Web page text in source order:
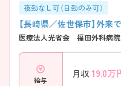
夜勤なし可（日勤のみ可）
【長崎県／佐世保市】外来
医療法人光省会 福田外科病
給与
月収 19.0万